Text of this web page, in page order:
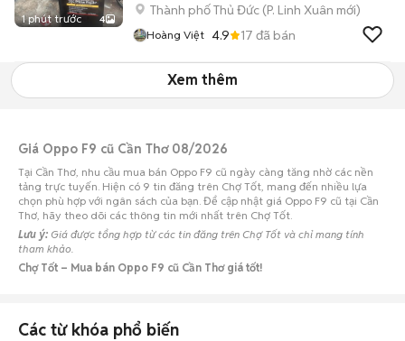
1 phút trước 4
Thành phố Thủ Đức (P. Linh Xuân mới)
Hoàng Việt 4.9 17 đã bán
Xem thêm
Giá Oppo F9 cũ Cần Thơ 08/2026
Tại Cần Thơ, nhu cầu mua bán Oppo F9 cũ ngày càng tăng nhờ các nền
tảng trực tuyến. Hiện có 9 tin đăng trên Chợ Tốt, mang đến nhiều lựa
chọn phù hợp với ngân sách của bạn. Để cập nhật giá Oppo F9 cũ tại Cần
Thơ, hãy theo dõi các thông tin mới nhất trên Chợ Tốt.
Lưu ý: Giá được tổng hợp từ các tin đăng trên Chợ Tốt và chỉ mang tính
tham khảo.
Chợ Tốt – Mua bán Oppo F9 cũ Cần Thơ giá tốt!
Các từ khóa phổ biến